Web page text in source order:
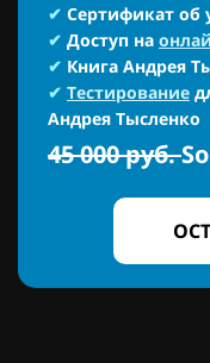
✔ Сертификат об
✔ Доступ на
✔ Книга Андрея
✔ Тестирование
Андрея Тысленко
45 000 руб.